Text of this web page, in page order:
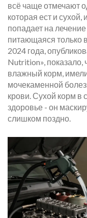
всё чаще отмечают
которая ест и
попадает на
питающаяся только
2024 года,
Nutrition», показало,
влажный корм,
мочекаменной
крови. Сухой корм в
здоровье - он
слишком поздно.